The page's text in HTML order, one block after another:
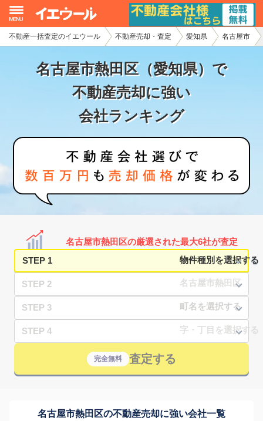
不動産一括査定のイエウール 不動産売却・査定 愛知県 名古屋市
名古屋市熱田区（愛知県）で
不動産売却に強い
会社ランキング
名古屋市熱田区の厳選された最大6社が査定
STEP 1
STEP 2
STEP 3
STEP 4
完全無料 査定する
名古屋市熱田区の不動産売却に強い会社一覧
イエウール加盟希望の不動産会社様
初めての方へ
不動産売却の流れ
家査定シミュレーター
お問い合わせ